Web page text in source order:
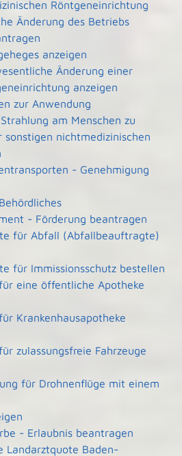
Röntgeneinrichtung
Änderung des Betriebs
anzeigen
Änderung einer
anzeigen
zur Anwendung
am Menschen zu
sonstigen nichtmedizinischen
- Genehmigung
- Förderung beantragen
für Abfall (Abfallbeauftragte)
für Immissionsschutz bestellen
eine öffentliche Apotheke
Krankenhausapotheke
zulassungsfreie Fahrzeuge
für Drohnenflüge mit einem
- Erlaubnis beantragen
Landarztquote Baden-